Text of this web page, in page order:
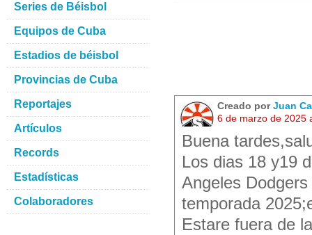
Creado porJuan
6 de marzo de 2025
Buena
Los dias 18 y19
Angeles
temporada
Estare fuera de
Series de Béisbol
Equipos de Cuba
Estadios de béisbol
Provincias de Cuba
Reportajes
Artículos
Records
Estadísticas
Colaboradores